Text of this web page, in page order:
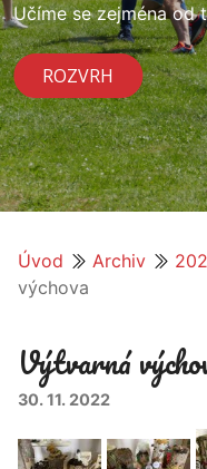
Učíme se zejména od
ROZVRH
Úvod Archiv
výchova
Výtvarná
30. 11. 2022